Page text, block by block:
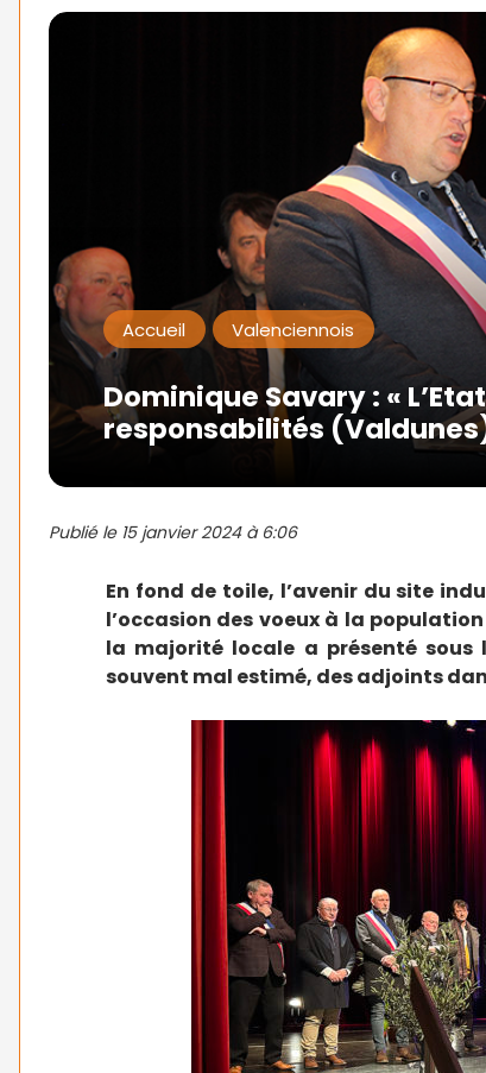
Accueil Valenciennois
Dominique Savary : «
responsabilités
Publié le 15 janvier 2024 à 6:06
En fond de toile, l’avenir du site
l’occasion des voeux à la
la majorité locale a présenté
souvent mal estimé, des adjoints